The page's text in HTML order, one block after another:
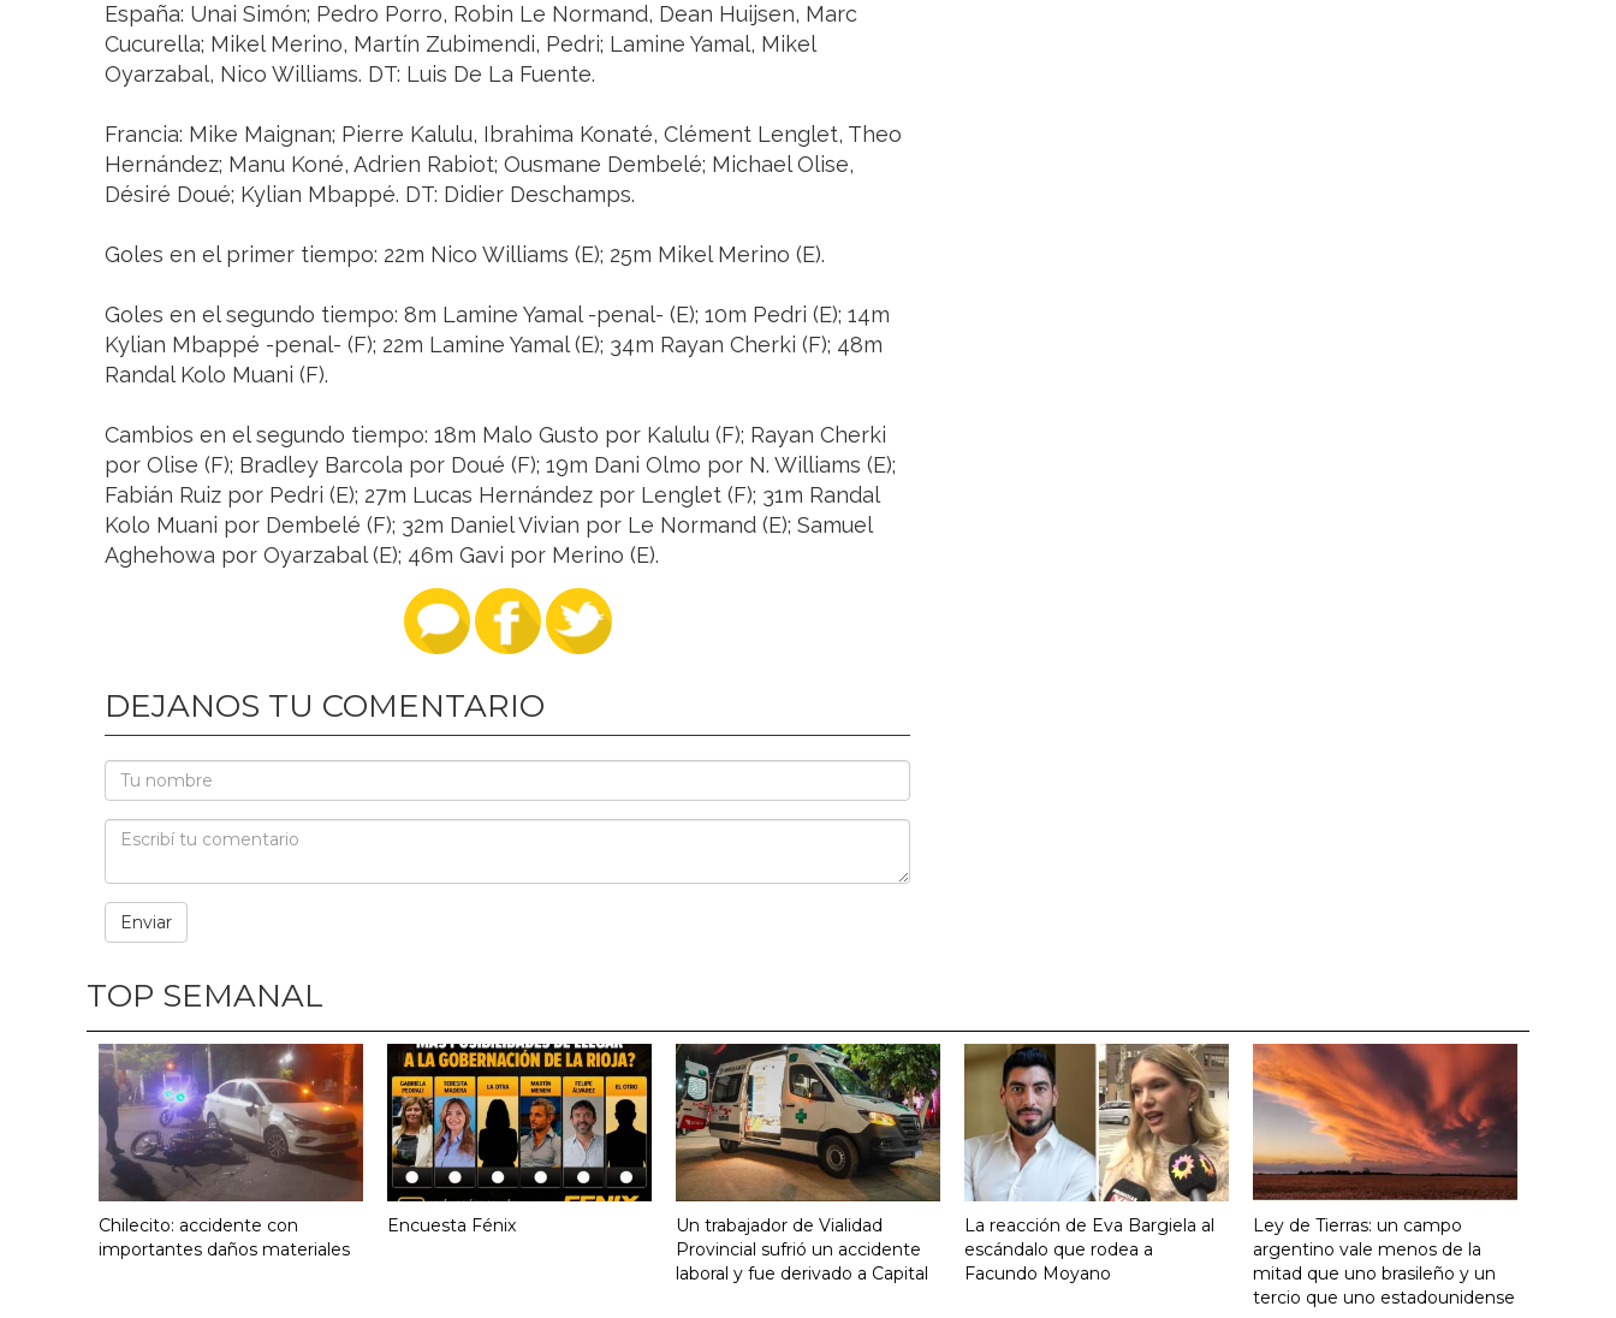
España: Unai Simón; Pedro Porro, Robin Le Normand, Dean Huijsen, Marc
Cucurella; Mikel Merino, Martín Zubimendi, Pedri; Lamine Yamal, Mikel
Oyarzabal, Nico Williams. DT: Luis De La Fuente.
Francia: Mike Maignan; Pierre Kalulu, Ibrahima Konaté, Clément Lenglet, Theo
Hernández; Manu Koné, Adrien Rabiot; Ousmane Dembelé; Michael Olise,
Désiré Doué; Kylian Mbappé. DT: Didier Deschamps.
Goles en el primer tiempo: 22m Nico Williams (E); 25m Mikel Merino (E).
Goles en el segundo tiempo: 8m Lamine Yamal -penal- (E); 10m Pedri (E); 14m
Kylian Mbappé -penal- (F); 22m Lamine Yamal (E); 34m Rayan Cherki (F); 48m
Randal Kolo Muani (F).
Cambios en el segundo tiempo: 18m Malo Gusto por Kalulu (F); Rayan Cherki
por Olise (F); Bradley Barcola por Doué (F); 19m Dani Olmo por N. Williams (E);
Fabián Ruiz por Pedri (E); 27m Lucas Hernández por Lenglet (F); 31m Randal
Kolo Muani por Dembelé (F); 32m Daniel Vivian por Le Normand (E); Samuel
Aghehowa por Oyarzabal (E); 46m Gavi por Merino (E).
DEJANOS TU COMENTARIO
TOP SEMANAL
Chilecito: accidente con
importantes daños materiales
Encuesta Fénix
Un trabajador de Vialidad
Provincial sufrió un accidente
laboral y fue derivado a Capital
La reacción de Eva Bargiela al
escándalo que rodea a
Facundo Moyano
Ley de Tierras: un campo
argentino vale menos de la
mitad que uno brasileño y un
tercio que uno estadounidense